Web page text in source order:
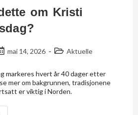
om Kristi
mai 14, 2026 Aktuelle
markeres hvert år 40 dager etter
mer om bakgrunnen, tradisjonene
er viktig i Norden.